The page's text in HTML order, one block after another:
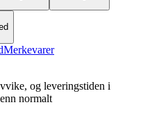
Merkevarer
og leveringstiden i
normalt